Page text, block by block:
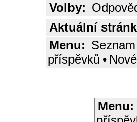
Volby:
Aktuální
Menu:
příspěvků •
Menu: